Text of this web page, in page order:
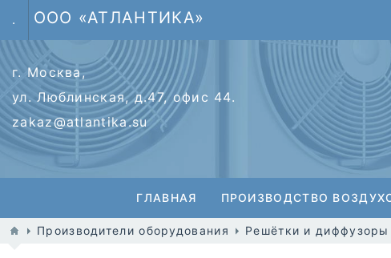
. ООО «АТЛАНТИКА»
г. Москва,
ул. Люблинская, д.47, офис 44.
zakaz@atlantika.su
ГЛАВНАЯ ПРОИЗВОДСТВО
Производители оборудования Решётки и